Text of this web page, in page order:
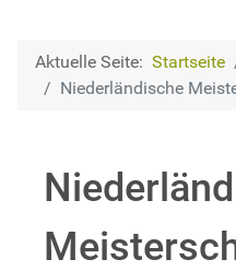
Aktuelle Seite: Startseite
Niederländische